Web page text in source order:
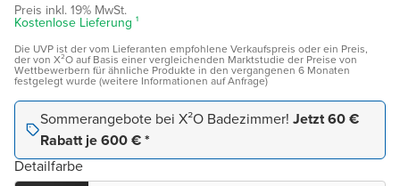
Preis inkl. 19% MwSt.
Kostenlose Lieferung ¹
Die UVP ist der vom Lieferanten empfohlene Verkaufspreis oder ein Preis,
der von X²O auf Basis einer vergleichenden Marktstudie der Preise von
Wettbewerbern für ähnliche Produkte in den vergangenen 6 Monaten
festgelegt wurde (weitere Informationen auf Anfrage)
Sommerangebote bei X²O Badezimmer! Jetzt 60 €
Rabatt je 600 € *
Detailfarbe